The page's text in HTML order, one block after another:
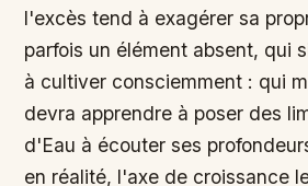
l'excès tend à exagérer sa
parfois un élément absent, qui
à cultiver consciemment : qui
devra apprendre à poser des
d'Eau à écouter ses
en réalité, l'axe de croissance